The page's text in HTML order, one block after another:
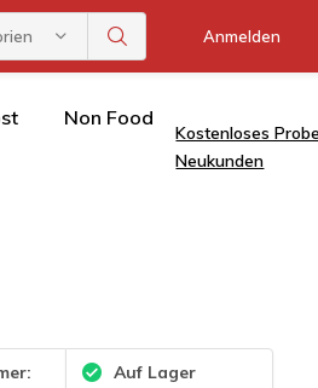
Anmelden
Non Food
Kostenloses
Neukunden
Auf Lager